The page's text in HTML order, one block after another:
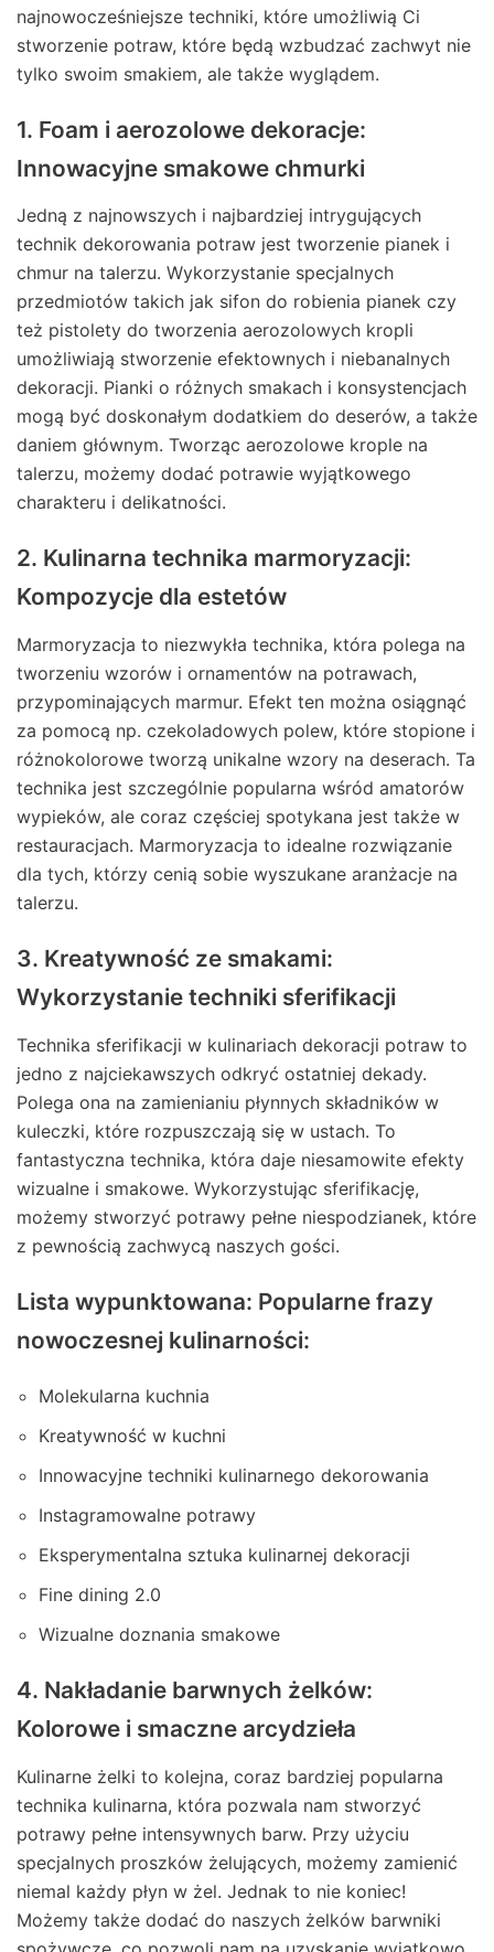
najnowocześniejsze techniki, które umożliwią Ci
stworzenie potraw, które będą wzbudzać zachwyt nie
tylko swoim smakiem, ale także wyglądem.
1. Foam i aerozolowe dekoracje:
Innowacyjne smakowe chmurki
Jedną z najnowszych i najbardziej intrygujących
technik dekorowania potraw jest tworzenie pianek i
chmur na talerzu. Wykorzystanie specjalnych
przedmiotów takich jak sifon do robienia pianek czy
też pistolety do tworzenia aerozolowych kropli
umożliwiają stworzenie efektownych i niebanalnych
dekoracji. Pianki o różnych smakach i konsystencjach
mogą być doskonałym dodatkiem do deserów, a także
daniem głównym. Tworząc aerozolowe krople na
talerzu, możemy dodać potrawie wyjątkowego
charakteru i delikatności.
2. Kulinarna technika marmoryzacji:
Kompozycje dla estetów
Marmoryzacja to niezwykła technika, która polega na
tworzeniu wzorów i ornamentów na potrawach,
przypominających marmur. Efekt ten można osiągnąć
za pomocą np. czekoladowych polew, które stopione i
różnokolorowe tworzą unikalne wzory na deserach. Ta
technika jest szczególnie popularna wśród amatorów
wypieków, ale coraz częściej spotykana jest także w
restauracjach. Marmoryzacja to idealne rozwiązanie
dla tych, którzy cenią sobie wyszukane aranżacje na
talerzu.
3. Kreatywność ze smakami:
Wykorzystanie techniki sferifikacji
Technika sferifikacji w kulinariach dekoracji potraw to
jedno z najciekawszych odkryć ostatniej dekady.
Polega ona na zamienianiu płynnych składników w
kuleczki, które rozpuszczają się w ustach. To
fantastyczna technika, która daje niesamowite efekty
wizualne i smakowe. Wykorzystując sferifikację,
możemy stworzyć potrawy pełne niespodzianek, które
z pewnością zachwycą naszych gości.
Lista wypunktowana: Popularne frazy
nowoczesnej kulinarności:
Molekularna kuchnia
Kreatywność w kuchni
Innowacyjne techniki kulinarnego dekorowania
Instagramowalne potrawy
Eksperymentalna sztuka kulinarnej dekoracji
Fine dining 2.0
Wizualne doznania smakowe
4. Nakładanie barwnych żelków:
Kolorowe i smaczne arcydzieła
Kulinarne żelki to kolejna, coraz bardziej popularna
technika kulinarna, która pozwala nam stworzyć
potrawy pełne intensywnych barw. Przy użyciu
specjalnych proszków żelujących, możemy zamienić
niemal każdy płyn w żel. Jednak to nie koniec!
Możemy także dodać do naszych żelków barwniki